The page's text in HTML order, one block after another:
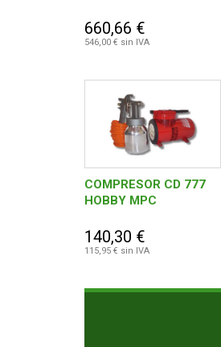
660,66 €
546,00 € sin IVA
COMPRESOR CD 777
HOBBY MPC
140,30 €
115,95 € sin IVA